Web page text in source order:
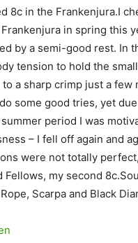
8c in the Frankenjura.I
in spring this
by a semi-good rest. In
tension to hold the
a sharp crimp just a few
some good tries, yet
period I was
– I fell off again and
were not totally
my second
Scarpa and Black